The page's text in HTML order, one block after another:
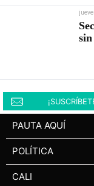
PAUTA AQUÍ
POLÍTICA
CALI